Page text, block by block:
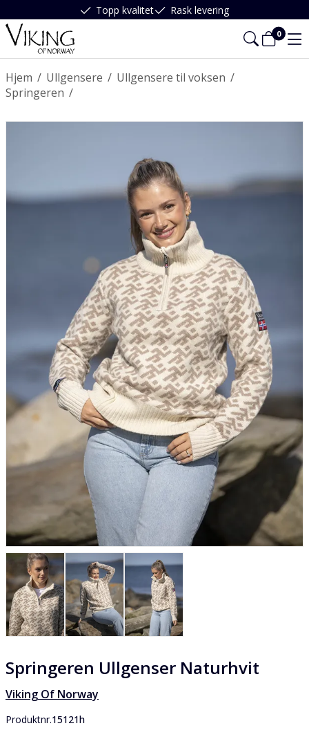
Topp kvalitet Rask levering
0
/
Hjem /
Ullgensere /
Ullgensere til voksen
/
Springeren
Springeren Ullgenser Naturhvit
Viking Of Norway
Produktnr.15121h